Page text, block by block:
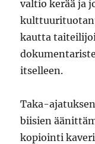
valtio kerää ja
kautta
itselleen.
Taka-
biisien
kopiointi